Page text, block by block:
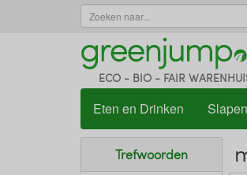
ECO - BIO - FAIR
Eten en Drinken Slapen
Trefwoorden